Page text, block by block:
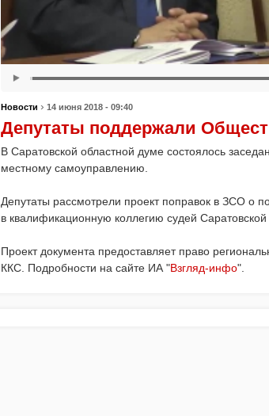
Новости › 14 июня 2018 - 09:40
Депутаты поддержали
В Саратовской областной думе состоялось
местному самоуправлению.
Депутаты рассмотрели проект поправок в ЗСО о
в квалификационную коллегию судей Саратовской
Проект документа предоставляет право
ККС. Подробности на сайте ИА "Взгляд-инфо".